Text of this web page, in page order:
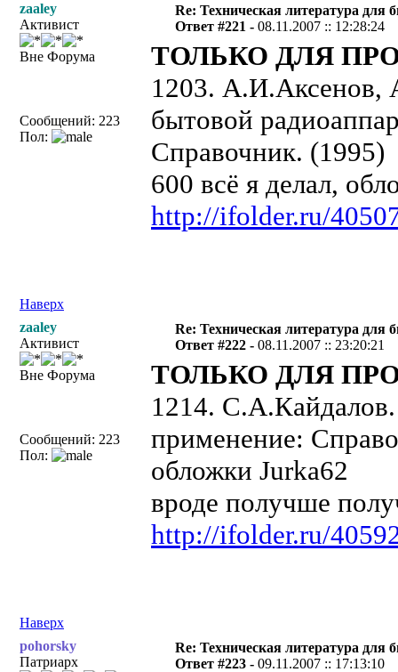
zaaley
Активист
Вне Форума
Сообщений: 223
Пол:
Re: Техническая литература для
Ответ #221 -08.11.2007 :: 12:28:24
ТОЛЬКО ДЛЯ
1203. А.И.Аксенов,
бытовой
Справочник. (1995)
600 всё я делал,
http://ifolder.ru/
Наверх
zaaley
Активист
Вне Форума
Сообщений: 223
Пол:
Re: Техническая литература для
Ответ #222 -08.11.2007 :: 23:20:21
ТОЛЬКО ДЛЯ
1214.
применение:
обложки Jurka62
вроде получше
http://ifolder.ru/
Наверх
pohorsky
Патриарх
Re: Техническая литература для
Ответ #223 -09.11.2007 :: 17:13:10